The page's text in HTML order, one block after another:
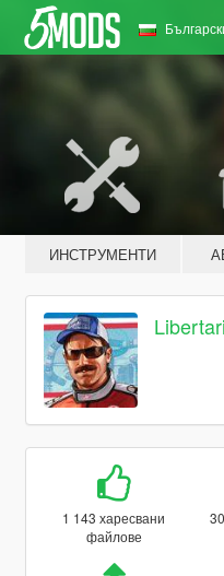
ИНСТРУМЕНТИ
1 143 харесвани
файлове